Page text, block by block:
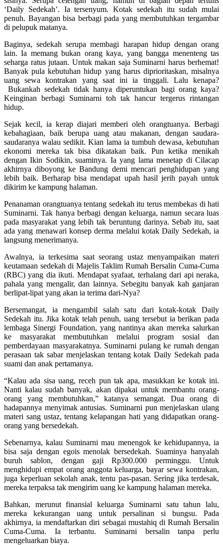
‘Daily Sedekah’. Ia tersenyum. Kotak sedekah itu sudah mulai
penuh. Bayangan bisa berbagi pada yang membutuhkan tergambar
di pelupuk matanya.
Baginya, sedekah serupa membagi harapan hidup dengan orang
lain. Ia memang bukan orang kaya, yang bangga menenteng tas
seharga ratus jutaan. Untuk makan saja Suminarni harus berhemat!
Banyak pula kebutuhan hidup yang harus diprioritaskan, misalnya
uang sewa kontrakan yang saat ini ia tinggali. Lalu kenapa?
Bukankah sedekah tidak hanya diperuntukan bagi orang kaya?
Keinginan berbagi Suminarni toh tak hancur tergerus rintangan
hidup.
Sejak kecil, ia kerap diajari memberi oleh orangtuanya. Berbagi
kebahagiaan, baik berupa uang atau makanan, dengan saudara-
saudaranya walau sedikit. Kian lama ia tumbuh dewasa, kebutuhan
ekonomi mereka tak bisa dikatakan baik. Pun ketika menikah
dengan Ikin Sodikin, suaminya. Ia yang lama menetap di Cilacap
akhirnya diboyong ke Bandung demi mencari penghidupan yang
lebih baik. Berharap bisa mendapat upah hasil jerih payah untuk
dikirim ke kampung halaman.
Penanaman orangtuanya tentang sedekah itu terus membekas di hati
Suminarni. Tak hanya berbagi dengan keluarga, namun secara luas
pada masyarakat yang lebih tak beruntung darinya. Sebab itu, saat
ada yang menawari konsep derma melalui kotak Daily Sedekah, ia
langsung menerimanya.
Awalnya, ia terkesima saat seorang ustaz menyampaikan materi
keutamaan sedekah di Majelis Taklim Rumah Bersalin Cuma-Cuma
(RBC) yang dia ikuti. Mendapat syafaat, terhalang dari api neraka,
pahala yang mengalir, dan lainnya. Sebegitu banyak kah ganjaran
berlipat-lipat yang akan ia terima dari-Nya?
Bersemangat, ia mengambil salah satu dari kotak-kotak Daily
Sedekah itu. Jika kotak telah penuh, uang tersebut ia berikan pada
lembaga Sinergi Foundation, yang nantinya akan mereka salurkan
ke masyarakat membutuhkan melalui program sosial dan
pemberdayaan masyarakatnya. Suminarni pulang ke rumah dengan
perasaan tak sabar menjelaskan tentang kotak Daily Sedekah pada
suami dan anak pertamanya.
“Kalau ada sisa uang, receh pun tak apa, masukkan ke kotak ini.
Nanti kalau sudah banyak, akan dipakai untuk membantu orang-
orang yang membutuhkan,” katanya semangat. Dua orang di
hadapannya menyimak antusias. Suminarni pun menjelaskan ulang
materi sang ustaz, tentang kelapangan hati yang didapatkan orang-
orang yang bersedekah.
Sebenarnya, kalau Suminarni mau menengok ke kehidupannya, ia
bisa saja dengan egois menolak bersedekah. Suaminya hanyalah
buruh sablon, dengan gaji Rp300.000 perminggu. Untuk
menghidupi empat orang anggota keluarga, bayar sewa kontrakan,
juga keperluan sekolah anak, tentu pas-pasan. Sering jika terdesak,
mereka terpaksa tak mengirim uang ke kampung halaman mereka.
Bahkan, merunut finansial keluarga Suminarni satu tahun lalu,
mereka kekurangan uang untuk persalinan si bungsu. Pada
akhirnya, ia mendaftarkan diri sebagai mustahiq di Rumah Bersalin
Cuma-Cuma. Ia terbantu. Suminarni bersalin tanpa perlu
mengeluarkan biaya.